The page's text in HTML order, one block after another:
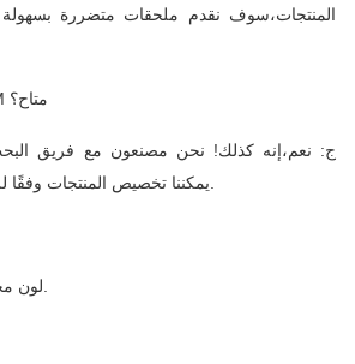
المنتجات،سوف نقدم ملحقات متضررة بسهولة
4س: هل الـ OEM/ODM متاح؟
ج: نعم،إنه كذلك! نحن مصنعون مع فريق
يمكننا تخصيص المنتجات وفقًا لرسم العميل أو متطلباته.
a. لون مخصص ووظيفة خاصة.